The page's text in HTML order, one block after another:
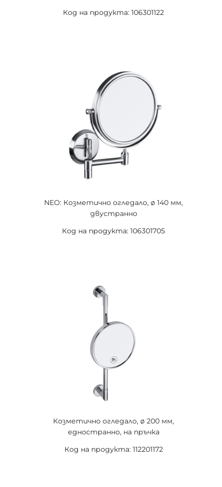
Код на продукта: 106301122
NEO: Козметично огледало, ø 140 мм,
двустранно
Код на продукта: 106301705
Козметично огледало, ø 200 мм,
едностранно, на пръчка
Код на продукта: 112201172